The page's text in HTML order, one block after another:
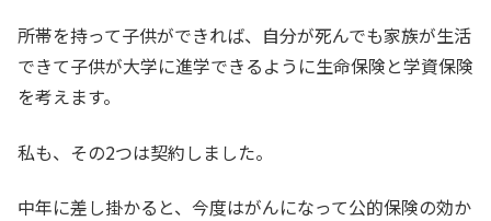
所帯を持って子供ができれば、自分が死んでも家族が生活
できて子供が大学に進学できるように生命保険と学資保険
を考えます。
私も、その2つは契約しました。
中年に差し掛かると、今度はがんになって公的保険の効か